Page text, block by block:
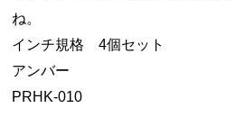
ね。
インチ規格 4個セット
アンバー
PRHK-010